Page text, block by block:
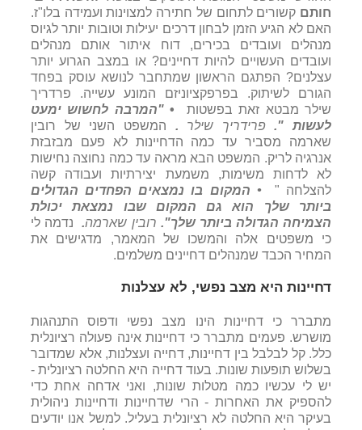
חותם קשורים לתחום של חתירה למצוינות ועמידה בלו"ז.
האם לא הגיע הזמן לבחון דרכים יעילות וטובות יותר לגיוס
מנהלים ועובדים בכירים, דוח איתור אותם מנהלים
ועובדים העשויים להיות דחיינים? או במצב הגרוע יותר
עצלנים? הפתגם הראשון שמתחבר לנושא עוסק בפחד
הגורם לשיתוק. בפרפקציוניזם המונע עשייה. פרדריך
שילר מבטא זאת בפשטות •"המרבה לחשוש ימעט
לעשות ".פרידריך שילר . המשפט השני של רובין
שארמה מסביר עד כמה הדחיינות לא פעם מבזבזת
אנרגיה לריק. המשפט הבא מראה עד כמה נחוצה נחישות
לא לדחות משימות, משמעת יצירתיות ועבודה קשה
להצלחה " • המקום בו נמצאים הפחדים הגדולים
ביותר שלך
הוא גם המקום שבו נמצאת יכולת
הצמיחה הגדולה ביותר שלך". רובין שארמה.נדמה לי
כי משפטים אלה והמשכו של המאמר, מדגישים את
המחיר הכבד שמנהלים דחיינים משלמים.
דחיינות היא מצב נפשי, לא עצלנות
מתברר כי דחיינות הינו מצב נפשי ודפוס התנהגות
מושרש. פעמים מתברר כי דחיינות אינה פעולה רציונלית
כלל. קל לבלבל בין דחיינות, דחייה ועצלנות, אלא שמדובר
בשלוש תופעות שונות. בעוד דחייה היא החלטה רציונלית -
יש לי עכשיו כמה מטלות שונות, ואני אדחה אחת כדי
להספיק את האחרות - הרי שדחיינות ודחיינות ניהולית
בעיקר היא החלטה לא רציונלית בעליל. למשל אנו יודעים